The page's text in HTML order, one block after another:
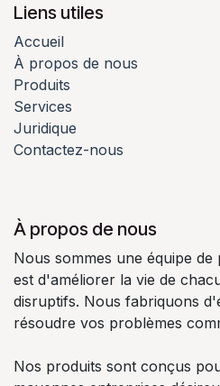
Liens utiles
Accueil
À propos de nous
Produits
Services
Juridique
Contactez-nous
À propos de nous
Nous sommes une équipe
est d'améliorer la vie de
disruptifs. Nous fabriquons
résoudre vos problèmes
Nos produits sont conçus